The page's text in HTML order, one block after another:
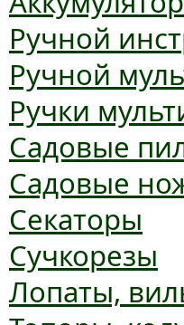
Ручной
Ручной
Ручки
Садовые
Садовые
Секаторы
Сучкорезы
Лопаты,